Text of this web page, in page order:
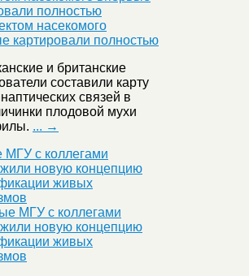
полностью
и британские
составили карту
связей в
плодовой мухи
... →
МГУ с коллегами
новую концепцию
живых